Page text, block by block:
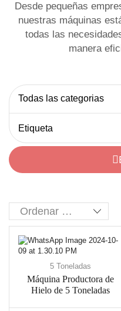
Desde pequeñas
nuestras máquinas
todas las
manera
Todas las categorias
Etiqueta
5 Toneladas
Máquina Productora de
Hielo de 5 Toneladas